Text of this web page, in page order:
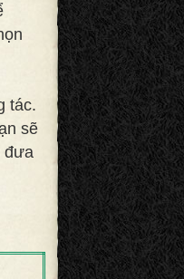
tác.
sẽ
đưa